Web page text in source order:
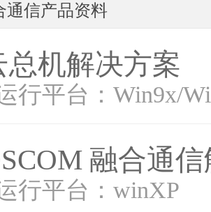
通信产品资料
总机解决方案
行平台：Win9x/
融合通
行平台：winXP